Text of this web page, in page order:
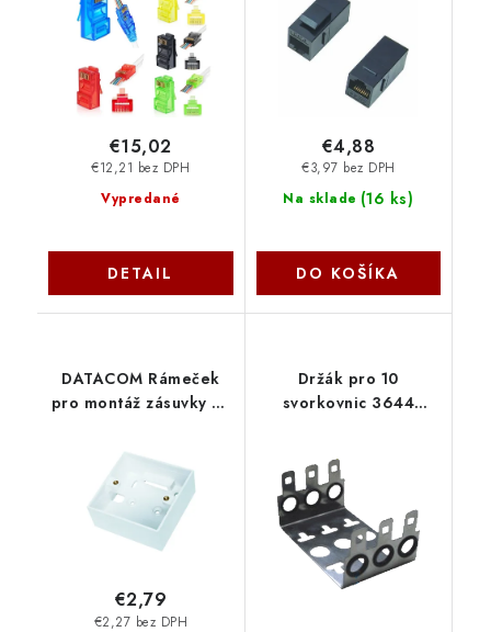
RJ45EZ5SM
Vypredané
€12,21 bez DPH
€15,02
DETAIL
Na sklade (16 ks)
€3,97 bez DPH
€4,88
DO KOŠÍKA
DATACOM Rámeček
pro montáž zásuvky na
€2,27 bez DPH
€2,79
Držák pro 10
svorkovnic 3644